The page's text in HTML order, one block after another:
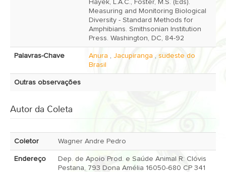
Hayek, L.A.C., Foster, M.S. (Eds).
Measuring and Monitoring Biological
Diversity - Standard Methods for
Amphibians. Smithsonian Institution
Press. Washington, DC, 84-92
Palavras-Chave Anura , Jacupiranga , sudeste do
Brasil
Outras observações
Autor da Coleta
Coletor Wagner Andre Pedro
Endereço
Dep. de Apoio Prod. e Saúde Animal R: Clóvis
Pestana, 793 Dona Amélia 16050-680 CP 341